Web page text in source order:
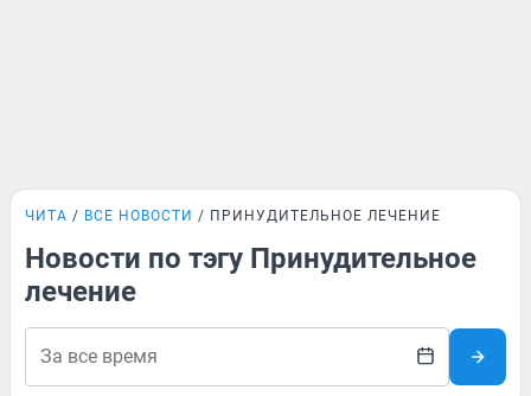
ЧИТА ВСЕ НОВОСТИ ПРИНУДИТЕЛЬНОЕ ЛЕЧЕНИЕ
Новости по тэгу Принудительное
лечение